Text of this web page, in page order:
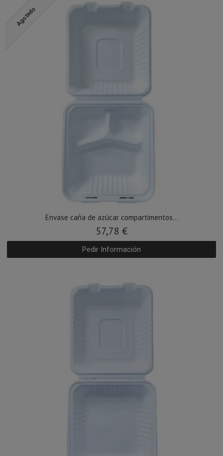
Agotado
Envase caña de azúcar compartimentos...
57,78 €
Pedir Información